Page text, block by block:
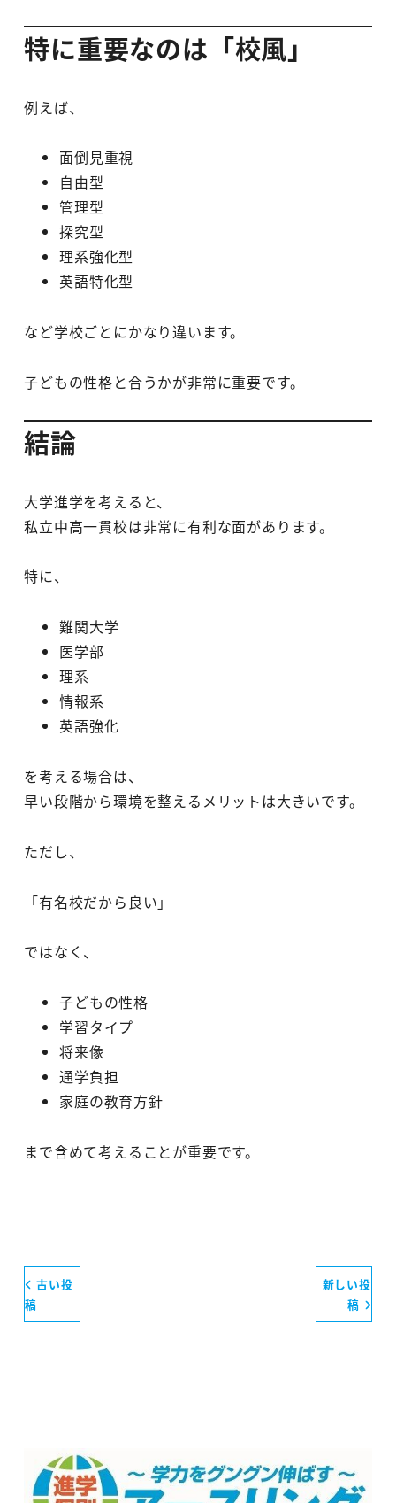
特に重要なのは「校風」
例えば、
面倒見重視
自由型
管理型
探究型
理系強化型
英語特化型
など学校ごとにかなり違います。
子どもの性格と合うかが非常に重要です。
結論
大学進学を考えると、
私立中高一貫校は非常に有利な面があります。
特に、
難関大学
医学部
理系
情報系
英語強化
を考える場合は、
早い段階から環境を整えるメリットは大きいです。
ただし、
「有名校だから良い」
ではなく、
子どもの性格
学習タイプ
将来像
通学負担
家庭の教育方針
まで含めて考えることが重要です。
古い投
稿
新しい投
稿